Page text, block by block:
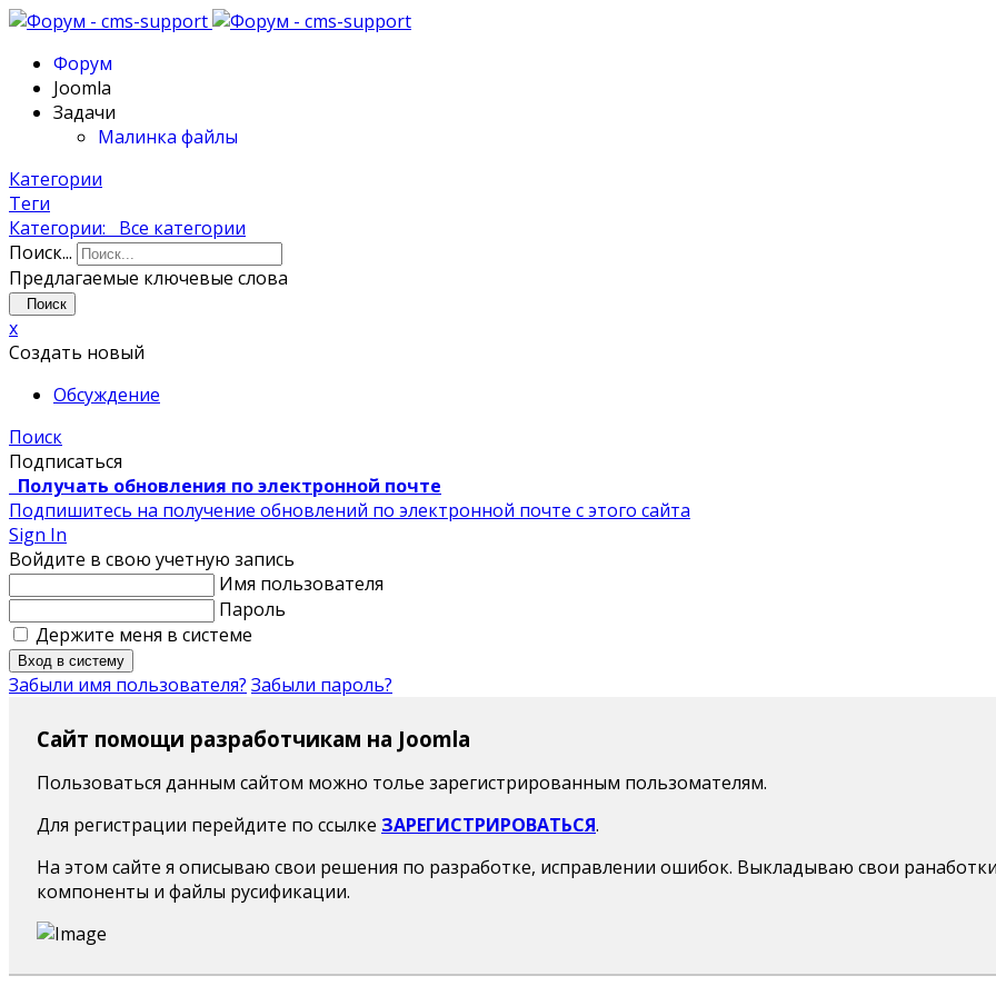
Форум
Joomla
Задачи
Малинка файлы
Категории
Теги
Категории:
Все категории
Поиск...
Предлагаемые ключевые слова
Поиск
x
Создать новый
Обсуждение
Поиск
Подписаться
Получать обновления по электронной почте
Подпишитесь на получение обновлений по электронной почте с этого сайта
Sign In
Войдите в свою учетную запись
Имя пользователя
Пароль
Держите меня в системе
Вход в систему
Забыли имя пользователя? Забыли пароль?
Сайт помощи разработчикам на Joomla
Пользоваться данным сайтом можно толье зарегистрированным пользомателям.
Для регистрации перейдите по ссылке ЗАРЕГИСТРИРОВАТЬСЯ.
На этом сайте я описываю свои решения по разработке, исправлении ошибок. Выкладываю свои
компоненты и файлы русификации.